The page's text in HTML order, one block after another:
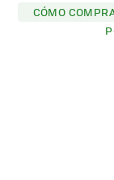
CÓMO